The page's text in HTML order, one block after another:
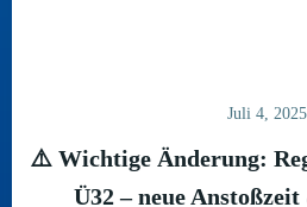
Juli 4, 2025
⚠️ Wichtige Änderung:
Ü32 – neue